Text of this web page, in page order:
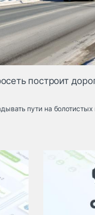
построит
пути на болотистых